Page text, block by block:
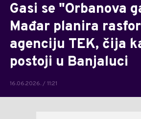
Gasi se "Orbanova
Mađar planira
agenciju TEK, čija
postoji u Banjaluci
16.06.2026. / 11:21